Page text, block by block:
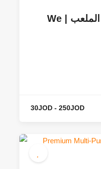
مساحة مميزة بجانب الملعب | We